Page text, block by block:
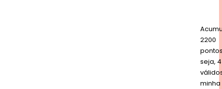
2200
seja,
minha